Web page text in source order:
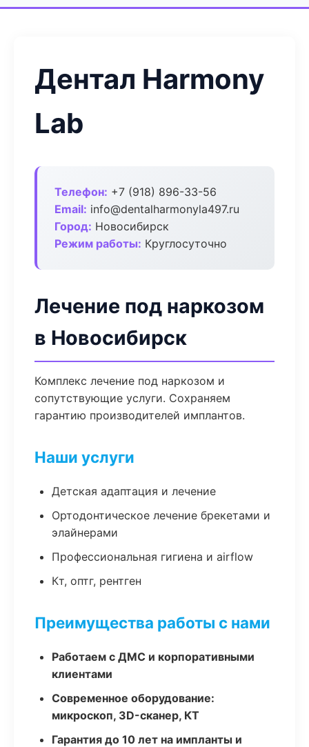
Дентал Harmony
Lab
Телефон: +7 (918) 896-33-56
Email: info@dentalharmonyla497.ru
Город: Новосибирск
Режим работы: Круглосуточно
Лечение под наркозом
в Новосибирск
Комплекс лечение под наркозом и
сопутствующие услуги. Сохраняем
гарантию производителей имплантов.
Наши услуги
Детская адаптация и лечение
Ортодонтическое лечение брекетами и
элайнерами
Профессиональная гигиена и airflow
Кт, оптг, рентген
Преимущества работы с нами
Работаем с ДМС и корпоративными
клиентами
Современное оборудование:
микроскоп, 3D-сканер, КТ
Гарантия до 10 лет на импланты и